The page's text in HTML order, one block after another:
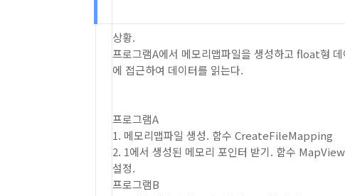
상황.
프로그램A에서 메모리맵파일을 생성하고 float형
에 접근하여 데이터를 읽는다.
프로그램A
1. 메모리맵파일 생성. 함수 CreateFileMapping
2. 1에서 생성된 메모리 포인터 받기. 함수
설정.
프로그램B